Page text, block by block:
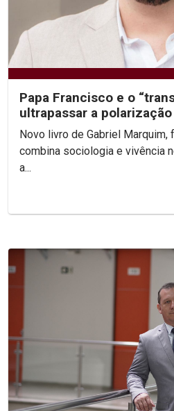
Papa Francisco e o
ultrapassar a polarização
Novo livro de Gabriel Marquim,
combina sociologia e vivência
a...